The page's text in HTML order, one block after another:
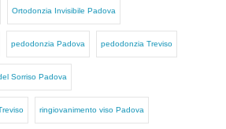
Ortodonzia Invisibile Padova
pedodonzia Padova pedodonzia Treviso
Sorriso Padova
ringiovanimento viso Padova